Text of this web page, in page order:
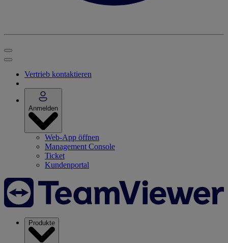
Vertrieb kontaktieren
Anmelden
Web-App öffnen
Management Console
Ticket
Kundenportal
Produkte